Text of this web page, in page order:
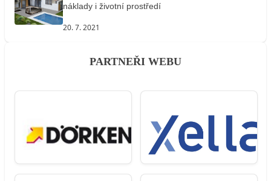
náklady i životní prostředí
20. 7. 2021
PARTNEŘI WEBU